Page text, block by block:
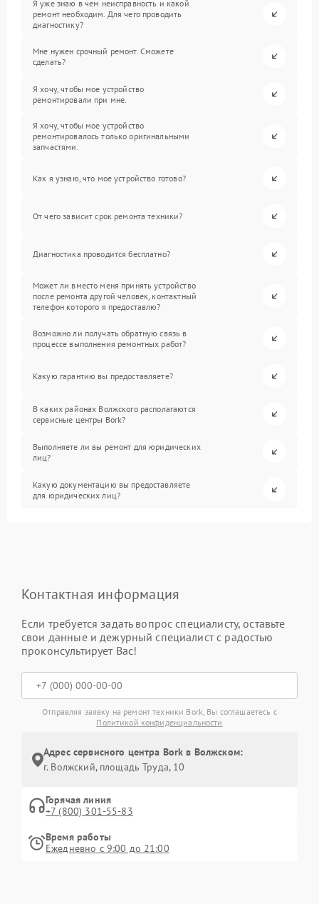
Я уже знаю в чем неисправность и какой
ремонт необходим. Для чего проводить
диагностику?
Мне нужен срочный ремонт. Сможете
сделать?
Я хочу, чтобы мое устройство
ремонтировали при мне.
Я хочу, чтобы мое устройство
ремонтировалось только оригинальными
запчастями.
Как я узнаю, что мое устройство готово?
От чего зависит срок ремонта техники?
Диагностика проводится бесплатно?
Может ли вместо меня принять устройство
после ремонта другой человек, контактный
телефон которого я предоставлю?
Возможно ли получать обратную связь в
процессе выполнения ремонтных работ?
Какую гарантию вы предоставляете?
В каких районах Волжского располагаются
сервисные центры Bork?
Выполняете ли вы ремонт для юридических
лиц?
Какую документацию вы предоставляете
для юридических лиц?
Контактная информация
Если требуется задать вопрос специалисту, оставьте
свои данные и дежурный специалист с радостью
проконсультирует Вас!
Отправляя заявку на ремонт техники Bork, Вы соглашаетесь с
Политикой конфиденциальности
Адрес сервисного центра Bork в Волжском:
г. Волжский, площадь Труда, 10
Горячая линия
+7 (800) 301-55-83
Время работы
Ежедневно с 9:00 до 21:00